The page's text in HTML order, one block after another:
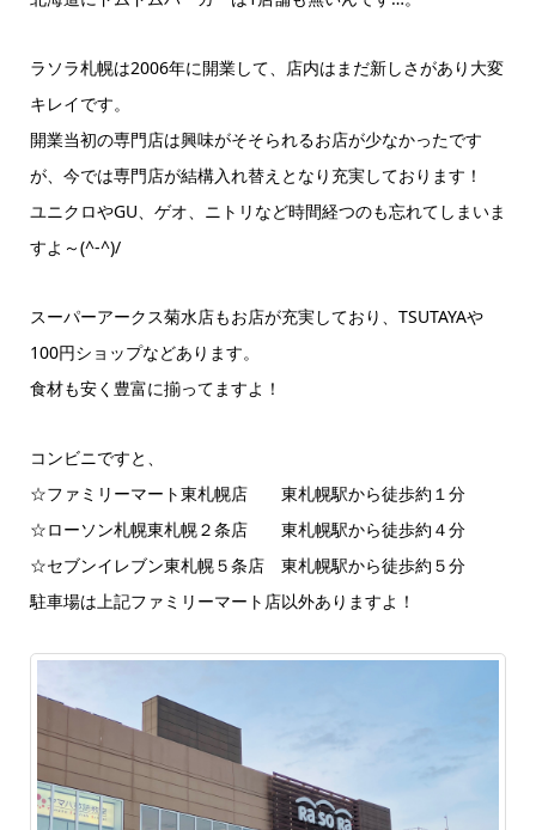
ラソラ札幌は2006年に開業して、店内はまだ新しさがあり大変
キレイです。
開業当初の専門店は興味がそそられるお店が少なかったです
が、今では専門店が結構入れ替えとなり充実しております！
ユニクロやGU、ゲオ、ニトリなど時間経つのも忘れてしまいま
すよ～(^-^)/
スーパーアークス菊水店もお店が充実しており、TSUTAYAや
100円ショップなどあります。
食材も安く豊富に揃ってますよ！
コンビニですと、
☆ファミリーマート東札幌店 東札幌駅から徒歩約１分
☆ローソン札幌東札幌２条店 東札幌駅から徒歩約４分
☆セブンイレブン東札幌５条店 東札幌駅から徒歩約５分
駐車場は上記ファミリーマート店以外ありますよ！